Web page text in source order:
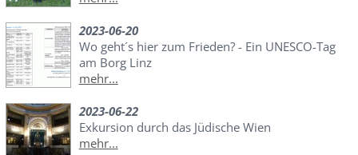
2023-06-20
Wo geht´s hier zum Frieden? - Ein UNESCO-Tag
am Borg Linz
mehr...
2023-06-22
Exkursion durch das Jüdische Wien
mehr...